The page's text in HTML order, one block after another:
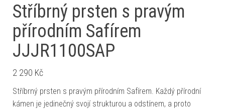
Stříbrný prsten s pravým
přírodním Safírem
JJJR1100SAP
2 290 Kč
Stříbrný prsten s pravým přírodním Safírem. Každý přírodní
kámen je jedinečný svojí strukturou a odstínem, a proto